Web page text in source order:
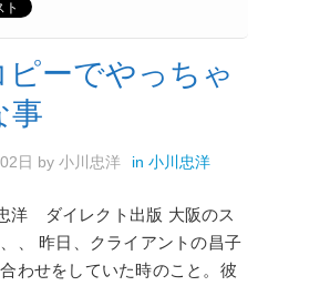
ピーでやっちゃ
事
日 by 小川忠洋 in 小川忠洋
洋 ダイレクト出版 大阪のス
、 昨日、クライアントの昌子
わせをしていた時のこと。彼